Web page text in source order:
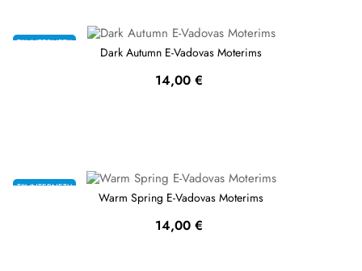
TIK INTERNETU
Dark Autumn E-Vadovas Moterims
Kaina
14,00 €
TIK INTERNETU
Warm Spring E-Vadovas Moterims
Kaina
14,00 €